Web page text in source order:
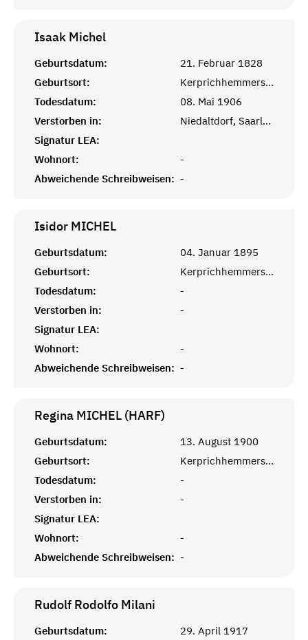
Isaak Michel
Geburtsdatum:
21. Februar 1828
Geburtsort:
Kerprichhemmersdorf, Saarlouis
Todesdatum:
08. Mai 1906
Verstorben in:
Niedaltdorf, Saarlouis
Signatur LEA:
Wohnort:
-
Abweichende Schreibweisen: -
Isidor MICHEL
Geburtsdatum:
04. Januar 1895
Geburtsort:
Kerprichhemmersdorf, Saarlouis
Todesdatum:
-
Verstorben in:
-
Signatur LEA:
Wohnort:
-
Abweichende Schreibweisen: -
Regina MICHEL (HARF)
Geburtsdatum:
13. August 1900
Geburtsort:
Kerprichhemmersdorf, Saarlouis
Todesdatum:
-
Verstorben in:
-
Signatur LEA:
Wohnort:
-
Abweichende Schreibweisen: -
Rudolf Rodolfo Milani
Geburtsdatum: 29. April 1917